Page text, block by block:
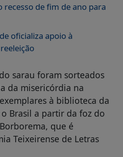
recesso de fim de ano para
oficializa apoio à
sarau foram sorteados
da misericórdia na
à biblioteca da
Brasil a partir da foz do
que é
Teixeirense de Letras